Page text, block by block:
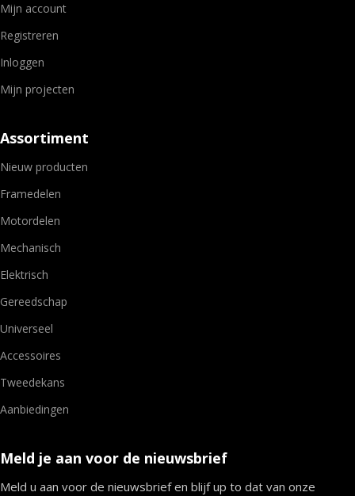
Mijn account
Registreren
Inloggen
Mijn projecten
Assortiment
Nieuw producten
Framedelen
Motordelen
Mechanisch
Elektrisch
Gereedschap
Universeel
Accessoires
Tweedekans
Aanbiedingen
Meld je aan voor de nieuwsbrief
Meld u aan voor de nieuwsbrief en blijf up to dat van onze